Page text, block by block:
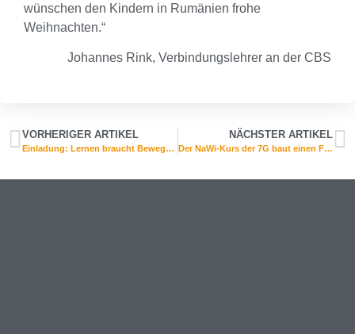
wünschen den Kindern in Rumänien frohe
Weihnachten.“
Johannes Rink, Verbindungslehrer an der CBS
VORHERIGER ARTIKEL
Einladung: Lernen braucht Bewegung am 27.11.2019
NÄCHSTER ARTIKEL
Der NaWi-Kurs der 7G baut einen Feuerlöscher